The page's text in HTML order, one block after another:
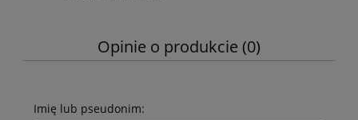
Opinie o produkcie (0)
Imię lub pseudonim: